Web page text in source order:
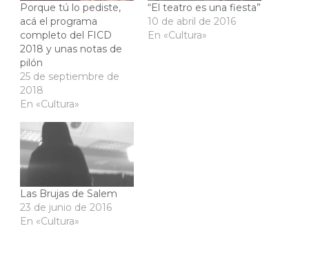
Porque tú lo pediste,
acá el programa
completo del FICD
2018 y unas notas de
pilón
25 de septiembre de
2018
En «Cultura»
“El teatro es una fiesta”
10 de abril de 2016
En «Cultura»
Las Brujas de Salem
23 de junio de 2016
En «Cultura»